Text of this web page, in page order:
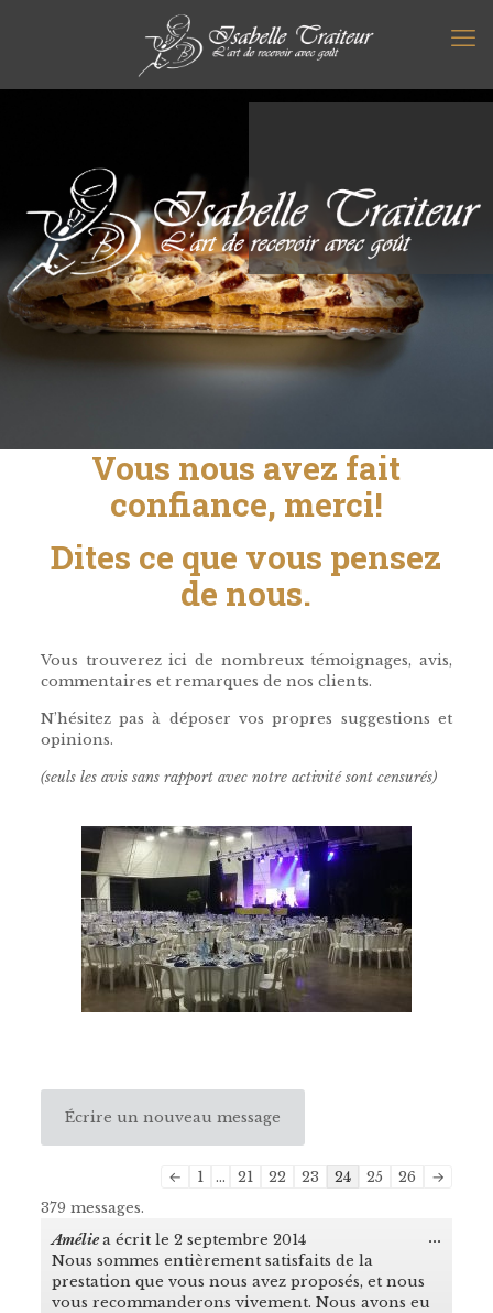
Vous nous avez fait
confiance, merci!
Dites ce que vous pensez
de nous.
Vous trouverez ici de nombreux témoignages, avis,
commentaires et remarques de nos clients.
N’hésitez pas à déposer vos propres suggestions et
opinions.
(seuls les avis sans rapport avec notre activité sont censurés)
Navigation
liste
du
livre
d’or
← 1 ... 21 22 23 24 25 26
→
379 messages.
Améliea écrit le 2 septembre 2014
Nous sommes entièrement satisfaits de la
prestation que vous nous avez proposés, et nous
vous recommanderons vivement. Nous avons eu
...